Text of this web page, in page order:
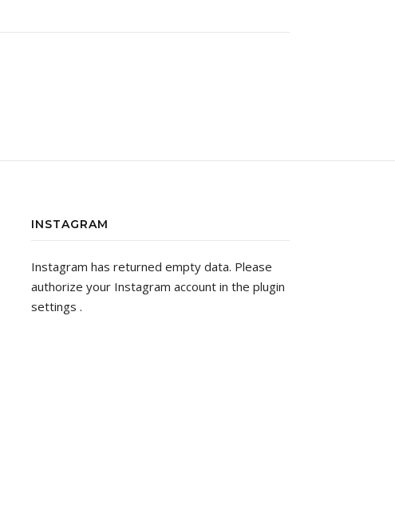
INSTAGRAM
Instagram has returned empty data. Please
authorize your Instagram account in the plugin
settings .